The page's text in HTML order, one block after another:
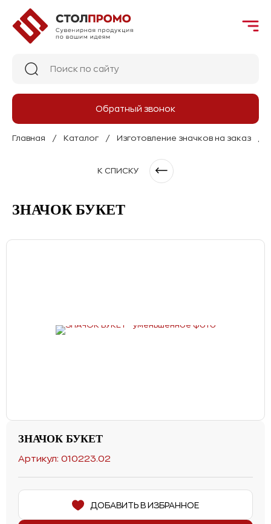
Обратный звонок
Главная Каталог Изготовление значков на заказ
К СПИСКУ
ЗНАЧОК БУКЕТ
ЗНАЧОК БУКЕТ
Артикул: 010223.02
ДОБАВИТЬ В ИЗБРАННОЕ